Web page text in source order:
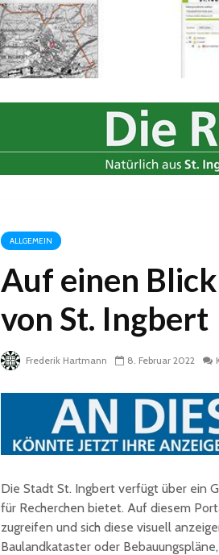
ALLGEMEIN
Auf einen
von St. Ingbert
Frederik Hartmann 8. Februar 2022
Die Stadt St. Ingbert verfügt über ein
für Recherchen bietet. Auf diesem
zugreifen und sich diese visuell
Baulandkataster oder